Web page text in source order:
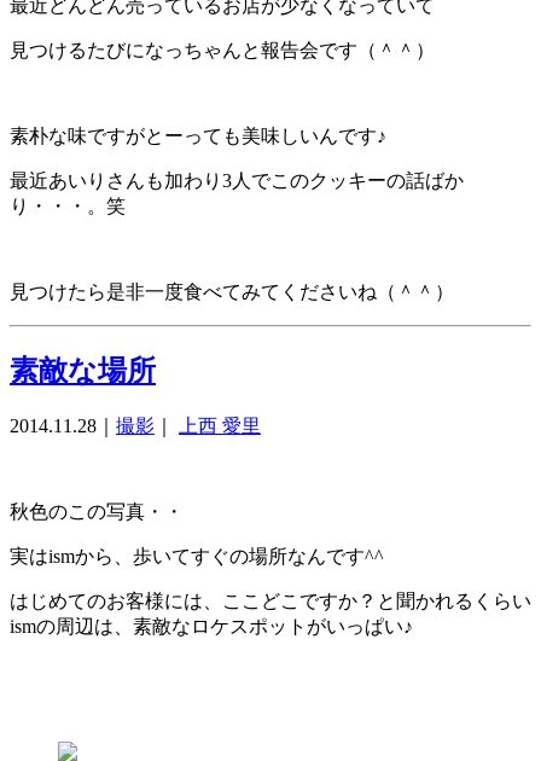
最近どんどん売っているお店が少なくなっていて
見つけるたびになっちゃんと報告会です（＾＾）
素朴な味ですがとーっても美味しいんです♪
最近あいりさんも加わり3人でこのクッキーの話ばか
り・・・。笑
見つけたら是非一度食べてみてくださいね（＾＾）
素敵な場所
2014.11.28 撮影 上西 愛里
秋色のこの写真・・
実はismから、歩いてすぐの場所なんです^^
はじめてのお客様には、ここどこですか？と聞かれるくらい
ismの周辺は、素敵なロケスポットがいっぱい♪